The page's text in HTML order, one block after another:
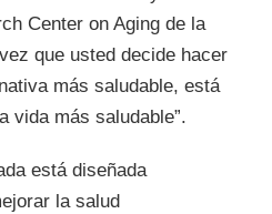
Center on Aging de la
que usted decide hacer
más saludable, está
vida más saludable”.
está diseñada
la salud